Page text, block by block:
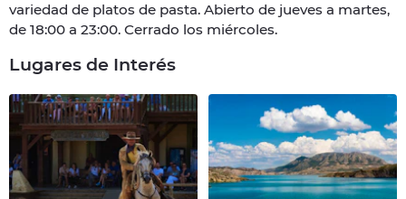
variedad de platos de pasta. Abierto de jueves a martes,
de 18:00 a 23:00. Cerrado los miércoles.
Lugares de Interés